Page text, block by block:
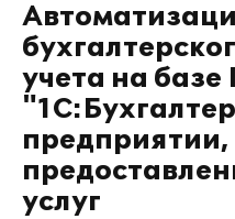
учета на
услуг